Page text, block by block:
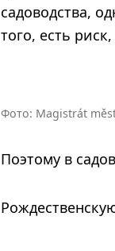
садоводства,
того, есть
Фото: Magistrát
Поэтому в